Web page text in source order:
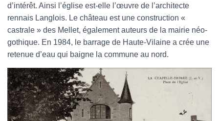
d’intérêt. Ainsi l’église est-elle l’œuvre de l’architecte
rennais Langlois. Le château est une construction «
castrale » des Mellet, également auteurs de la mairie néo-
gothique. En 1984, le barrage de Haute-Vilaine a crée une
retenue d’eau qui baigne la commune au nord.